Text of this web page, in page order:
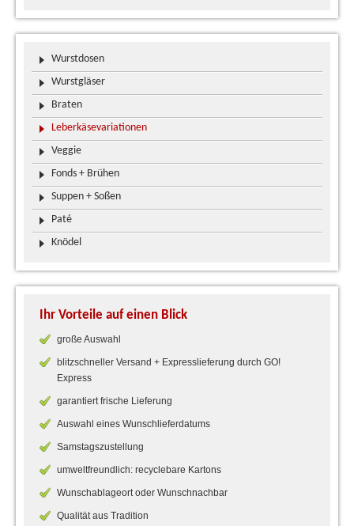
Wurstdosen
Wurstgläser
Braten
Leberkäsevariationen
Veggie
Fonds + Brühen
Suppen + Soßen
Paté
Knödel
Ihr Vorteile auf einen Blick
große Auswahl
blitzschneller Versand + Expresslieferung durch GO!
Express
garantiert frische Lieferung
Auswahl eines Wunschlieferdatums
Samstagszustellung
umweltfreundlich: recyclebare Kartons
Wunschablageort oder Wunschnachbar
Qualität aus Tradition